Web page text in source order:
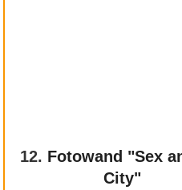
12. Fotowand "Sex
City"